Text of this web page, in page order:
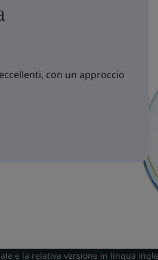
con un approccio
e la relativa versione in lingua